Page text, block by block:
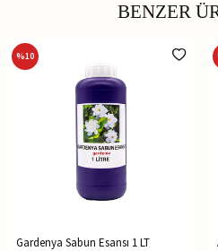
BENZER
%10
Gardenya Sabun Esansı 1 LT